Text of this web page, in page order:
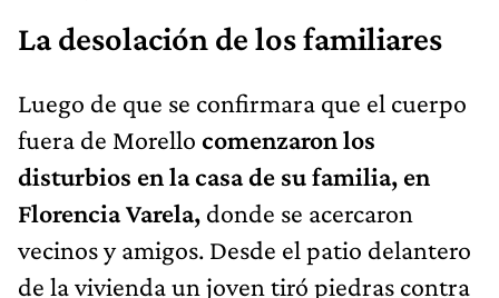
La desolación de los familiares
Luego de que se confirmara que el cuerpo
fuera de Morello comenzaron los
disturbios en la casa de su familia, en
Florencia Varela, donde se acercaron
vecinos y amigos. Desde el patio delantero
de la vivienda un joven tiró piedras contra